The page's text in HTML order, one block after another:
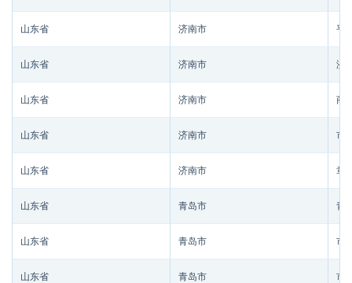
山东省 济南市 平
山东省 济南市 济
山东省 济南市 商
山东省 济南市 市
山东省 济南市 章
山东省 青岛市 青
山东省 青岛市 市
山东省 青岛市 市